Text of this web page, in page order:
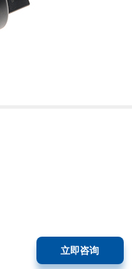
立即咨询